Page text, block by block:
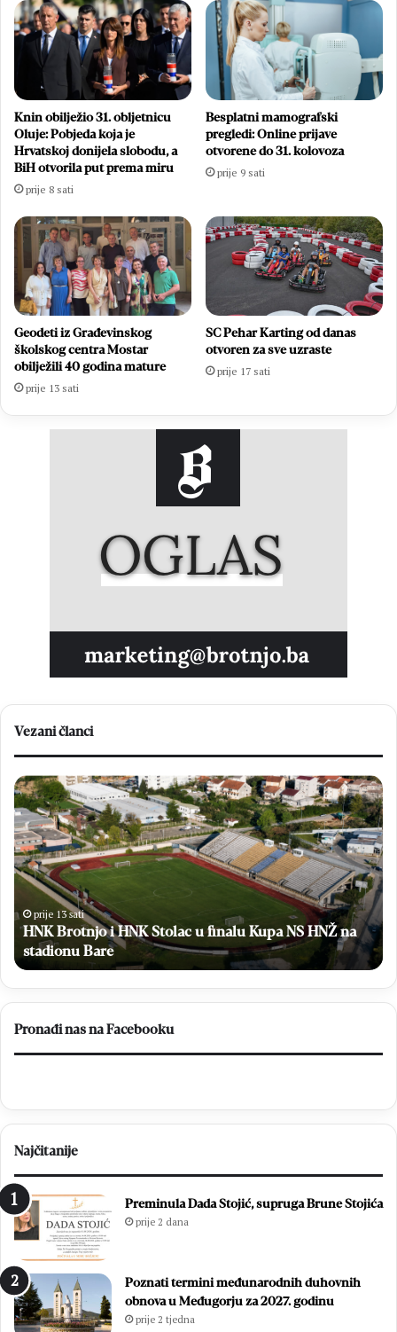
Knin obilježio 31. obljetnicu
Oluje: Pobjeda koja je
Hrvatskoj donijela slobodu, a
BiH otvorila put prema miru
prije 8 sati
Besplatni mamografski
pregledi: Online prijave
otvorene do 31. kolovoza
prije 9 sati
Geodeti iz Građevinskog
školskog centra Mostar
obilježili 40 godina mature
prije 13 sati
SC Pehar Karting od danas
otvoren za sve uzraste
prije 17 sati
Vezani članci
HNK
Brotnjo
i
HNK
Stolac
u
finalu
Kupa
NS
HNŽ
na
stadionu
Bare
prije 13 sati
HNK Brotnjo i HNK Stolac u finalu Kupa NS HNŽ na
stadionu Bare
na
je
Pronađi nas na Facebooku
Najčitanije
Preminula Dada Stojić, supruga Brune Stojića
prije 2 dana
Poznati termini međunarodnih duhovnih
obnova u Međugorju za 2027. godinu
prije 2 tjedna